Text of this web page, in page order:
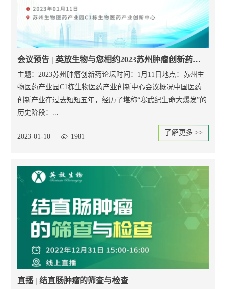
会议预告 | 英放生物与您相约2023苏州肿瘤创新药论坛
主题：2023苏州肿瘤创新药论坛时间：1月11日地点：苏州生
物医药产业园C1栋生物医药产业创新中心会议概况中国医药
创新产业在过去短短五年，经历了堪称“寒武纪生命大爆发”的
历史阶段：...
2023-01-10 1981
了解更多 >>
直播 | 结直肠肿瘤的筛查与检查